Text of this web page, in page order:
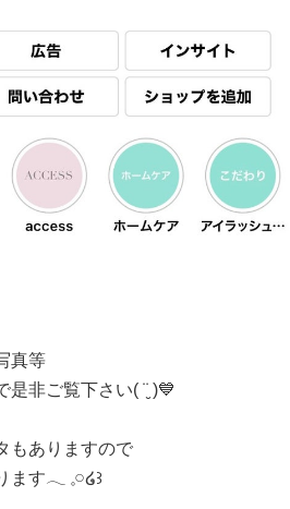
真等
非ご覧下さい( ¨̮ )💙
もありますので
ます‪𓂃 𓈒𓏸໒꒱